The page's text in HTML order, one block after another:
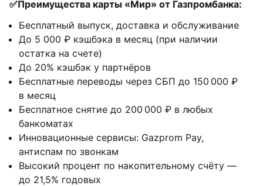
✅Преимущества карты «Мир» от Газпромбанка:
Бесплатный выпуск, доставка и обслуживание
До 5 000 ₽ кэшбэка в месяц (при наличии
остатка на счете)
До 20% кэшбэк у партнёров
Бесплатные переводы через СБП до 150 000 ₽
в месяц
Бесплатное снятие до 200 000 ₽ в любых
банкоматах
Инновационные сервисы: Gazprom Pay,
антиспам по звонкам
Высокий процент по накопительному счёту —
до 21,5% годовых